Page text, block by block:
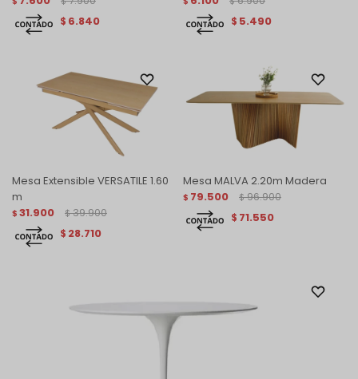
$ 6.840 $ 5.490
Mesa Extensible VERSATILE 1.60
m
$ 31.900 $ 39.900
$ 28.710
Mesa MALVA 2.20m Madera
$ 79.500 $ 96.900
$ 71.550